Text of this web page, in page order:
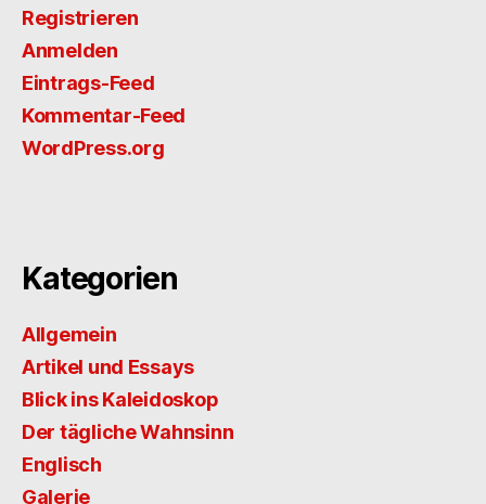
Registrieren
Anmelden
Eintrags-Feed
Kommentar-Feed
WordPress.org
Kategorien
Allgemein
Artikel und Essays
Blick ins Kaleidoskop
Der tägliche Wahnsinn
Englisch
Galerie